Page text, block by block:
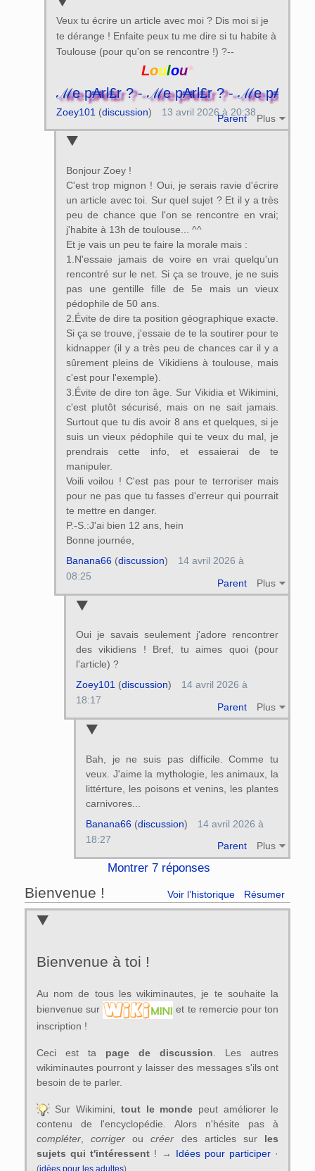
Veux tu écrire un article avec moi ? Dis moi si je
te dérange ! Enfaite peux tu me dire si tu habite à
Toulouse (pour qu'on se rencontre !) ?--
Loulou*
? - ℳe p₳rl₤r ? - ℳe p₳rl₤r ? - ℳe
Parent Plus
Zoey101 (discussion) 13 avril 2026 à 20:38
Bonjour Zoey !
C'est trop mignon ! Oui, je serais ravie d'écrire
un article avec toi. Sur quel sujet ? Et il y a très
peu de chance que l'on se rencontre en vrai;
j'habite à 13h de toulouse... ^^
Et je vais un peu te faire la morale mais :
1.N'essaie jamais de voire en vrai quelqu'un
rencontré sur le net. Si ça se trouve, je ne suis
pas une gentille fille de 5e mais un vieux
pédophile de 50 ans.
2.Évite de dire ta position géographique exacte.
Si ça se trouve, j'essaie de te la soutirer pour te
kidnapper (il y a très peu de chances car il y a
sûrement pleins de Vikidiens à toulouse, mais
c'est pour l'exemple).
3.Évite de dire ton âge. Sur Vikidia et Wikimini,
c'est plutôt sécurisé, mais on ne sait jamais.
Surtout que tu dis avoir 8 ans et quelques, si je
suis un vieux pédophile qui te veux du mal, je
prendrais cette info, et essaierai de te
manipuler.
Voili voilou ! C'est pas pour te terroriser mais
pour ne pas que tu fasses d'erreur qui pourrait
te mettre en danger.
P.-S.:J'ai bien 12 ans, hein
Bonne journée,
Parent Plus
Banana66(discussion)
14 avril 2026 à
08:25
Oui je savais seulement j'adore rencontrer
des vikidiens ! Bref, tu aimes quoi (pour
l'article) ?
Parent Plus
Zoey101(discussion)
14 avril 2026 à
18:17
Bah, je ne suis pas difficile. Comme tu
veux. J'aime la mythologie, les animaux, la
littérture, les poisons et venins, les plantes
carnivores...
Parent Plus
Banana66(discussion)
14 avril 2026 à
18:27
Montrer 7 réponses
Bienvenue ! Voir l’historique Résumer
Bienvenue à toi !
Au nom de tous les wikiminautes, je te souhaite la
bienvenue sur
et te remercie pour ton
inscription !
Ceci est ta page de discussion . Les autres
wikiminautes pourront y laisser des messages s'ils ont
besoin de te parler.
Sur Wikimini, tout le monde peut améliorer le
contenu de l'encyclopédie. Alors n'hésite pas à
compléter, corriger oucréer des articles sur les
sujets qui t'intéressent ! → Idées pour participer ·
(idées pour les adultes).